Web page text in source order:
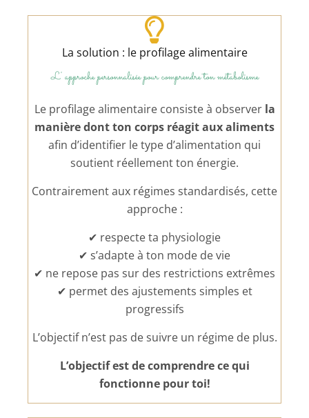
La solution : le profilage alimentaire
L' approche personnalisée pour comprendre ton métabolisme
Le profilage alimentaire consiste à observer la
manière dont ton corps réagit aux aliments
afin d’identifier le type d’alimentation qui
soutient réellement ton énergie.
Contrairement aux régimes standardisés, cette
approche :
✔ respecte ta physiologie
✔ s’adapte à ton mode de vie
✔ ne repose pas sur des restrictions extrêmes
✔ permet des ajustements simples et
progressifs
L’objectif n’est pas de suivre un régime de plus.
L’objectif est de comprendre ce qui
fonctionne pour toi!